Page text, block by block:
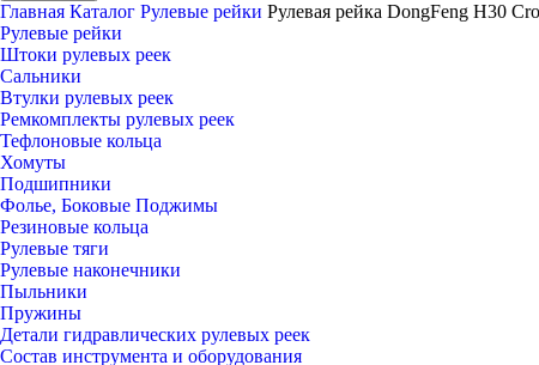
Главная Каталог Рулевые рейки Рулевая рейка DongFeng H30
Рулевые рейки
Штоки рулевых реек
Сальники
Втулки рулевых реек
Ремкомплекты рулевых реек
Тефлоновые кольца
Хомуты
Подшипники
Фолье, Боковые Поджимы
Резиновые кольца
Рулевые тяги
Рулевые наконечники
Пыльники
Пружины
Детали гидравлических рулевых реек
Состав инструмента и оборудования